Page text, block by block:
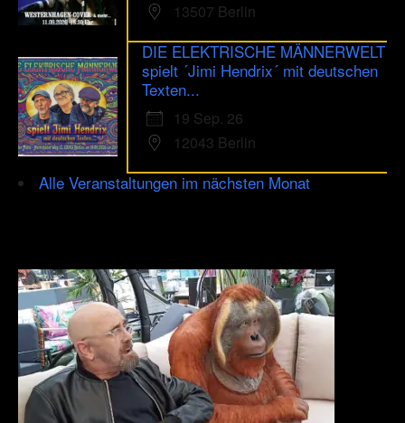
13507 Berlin
DIE ELEKTRISCHE MÄNNERWELT
spielt ´Jimi Hendrix´ mit deutschen
Texten...
19 Sep. 26
12043 Berlin
Alle Veranstaltungen im nächsten Monat